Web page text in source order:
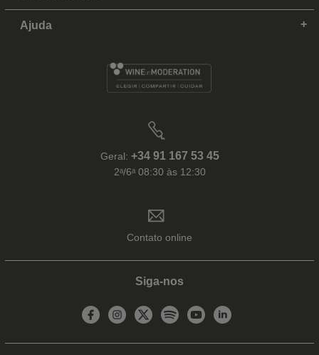
Ajuda
Geral: +34 91 167 53 45
2ᵃ/6ᵃ 08:30 às 12:30
Contato online
Siga-nos